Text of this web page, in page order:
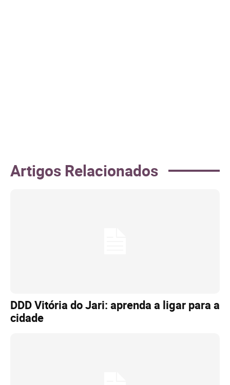
Artigos Relacionados
DDD Vitória do Jari: aprenda a ligar para a
cidade